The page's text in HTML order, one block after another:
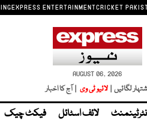
EXPRESS ENTERTAINMENTCRICKET
AUGUST 06, 2026
لگائیں | لائیو ٹی وی | آج کا اخبار
لائف اسٹائل فیکٹ چیک